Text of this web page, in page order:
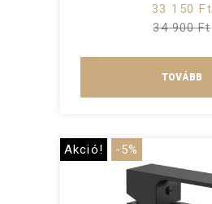
33 150 Ft
34 900 Ft
TOVÁBB
Akció! -5%